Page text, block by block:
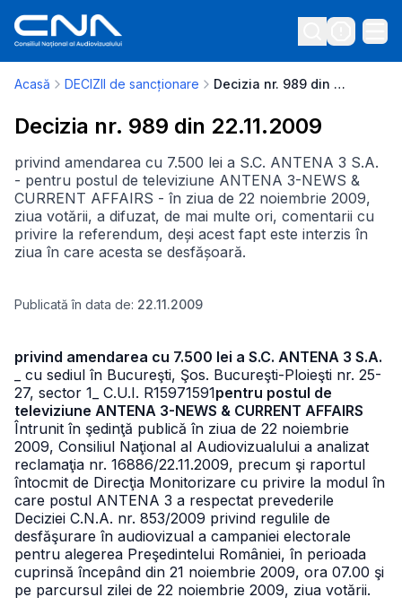
Acasă DECIZII de sancționare Decizia nr. 989 din 22.11.2009
Decizia nr. 989 din 22.11.2009
privind amendarea cu 7.500 lei a S.C. ANTENA 3 S.A.
- pentru postul de televiziune ANTENA 3-NEWS &
CURRENT AFFAIRS - în ziua de 22 noiembrie 2009,
ziua votării, a difuzat, de mai multe ori, comentarii cu
privire la referendum, deși acest fapt este interzis în
ziua în care acesta se desfășoară.
Publicată în data de: 22.11.2009
privind amendarea cu 7.500 lei a S.C. ANTENA 3 S.A.
_ cu sediul în Bucureşti, Şos. Bucureşti-Ploieşti nr. 25-
27, sector 1 _ C.U.I. R15971591pentru postul de
televiziune ANTENA 3-NEWS & CURRENT AFFAIRS
Întrunit în şedinţă publică în ziua de 22 noiembrie
2009, Consiliul Naţional al Audiovizualului a analizat
reclamaţia nr. 16886/22.11.2009, precum şi raportul
întocmit de Direcţia Monitorizare cu privire la modul în
care postul ANTENA 3 a respectat prevederile
Deciziei C.N.A. nr. 853/2009 privind regulile de
desfăşurare în audiovizual a campaniei electorale
pentru alegerea Preşedintelui României, în perioada
cuprinsă începând din 21 noiembrie 2009, ora 07.00 şi
pe parcursul zilei de 22 noiembrie 2009, ziua votării.